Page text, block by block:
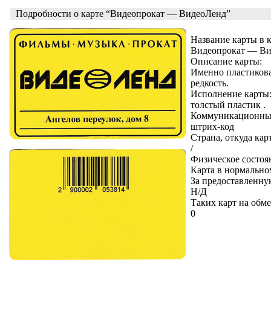
Подробности о карте “Видеопрокат — ВидеоЛенд”
Название карты в
Видеопрокат —
Описание карты:
Именно
редкость.
Исполнение карты:
толстый пластик .
штрих-код
Страна, откуда
/
Физическое
Карта в
За
Н/Д
Таких карт на
0